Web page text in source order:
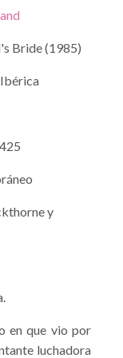
Bride (1985)
y
en que vio por
luchadora